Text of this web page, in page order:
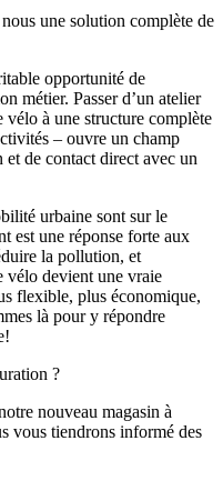
une solution complète de
opportunité de
métier. Passer d’un atelier
vélo à une structure complète
– ouvre un champ
et de contact direct avec un
urbaine sont sur le
est une réponse forte aux
la pollution, et
vélo devient une vraie
flexible, plus économique,
là pour y répondre
?
nouveau magasin à
vous tiendrons informé des